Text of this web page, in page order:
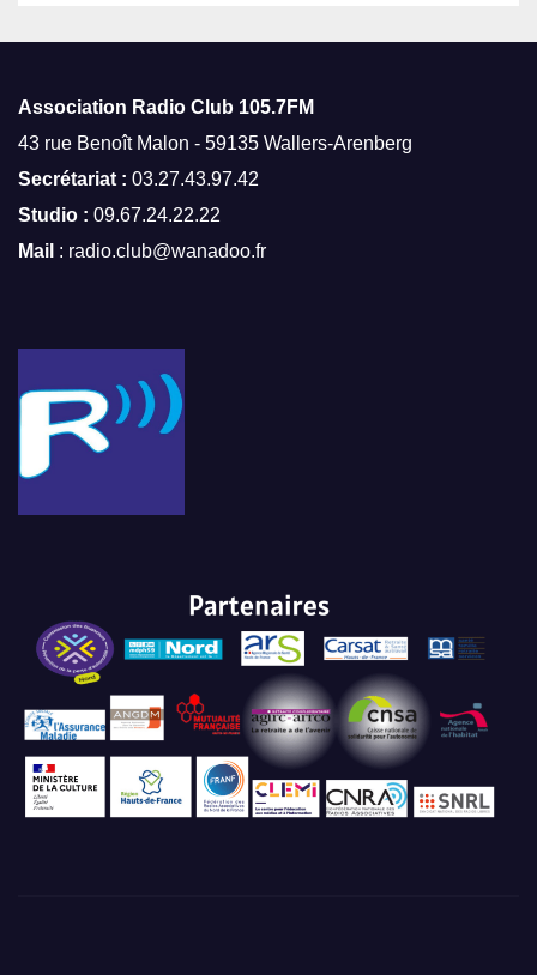
Association Radio Club 105.7FM
43 rue Benoît Malon - 59135 Wallers-Arenberg
Secrétariat : 03.27.43.97.42
Studio : 09.67.24.22.22
Mail : radio.club@wanadoo.fr